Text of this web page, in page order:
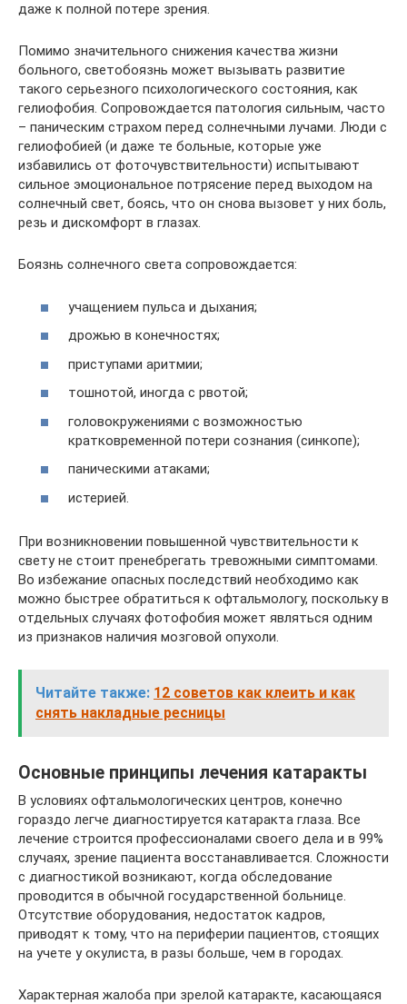
даже к полной потере зрения.
Помимо значительного снижения качества жизни
больного, светобоязнь может вызывать развитие
такого серьезного психологического состояния, как
гелиофобия. Сопровождается патология сильным, часто
– паническим страхом перед солнечными лучами. Люди с
гелиофобией (и даже те больные, которые уже
избавились от фоточувствительности) испытывают
сильное эмоциональное потрясение перед выходом на
солнечный свет, боясь, что он снова вызовет у них боль,
резь и дискомфорт в глазах.
Боязнь солнечного света сопровождается:
учащением пульса и дыхания;
дрожью в конечностях;
приступами аритмии;
тошнотой, иногда с рвотой;
головокружениями с возможностью
кратковременной потери сознания (синкопе);
паническими атаками;
истерией.
При возникновении повышенной чувствительности к
свету не стоит пренебрегать тревожными симптомами.
Во избежание опасных последствий необходимо как
можно быстрее обратиться к офтальмологу, поскольку в
отдельных случаях фотофобия может являться одним
из признаков наличия мозговой опухоли.
Читайте также: 12 советов как клеить и как
снять накладные ресницы
Основные принципы лечения катаракты
В условиях офтальмологических центров, конечно
гораздо легче диагностируется катаракта глаза. Все
лечение строится профессионалами своего дела и в 99%
случаях, зрение пациента восстанавливается. Сложности
с диагностикой возникают, когда обследование
проводится в обычной государственной больнице.
Отсутствие оборудования, недостаток кадров,
приводят к тому, что на периферии пациентов, стоящих
на учете у окулиста, в разы больше, чем в городах.
Характерная жалоба при зрелой катаракте, касающаяся